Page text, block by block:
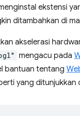
ekstensi
ditambahkan di
akselerasi
mengacu pada
bantuan tentang
yang